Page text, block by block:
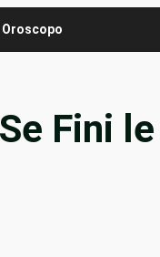
Oroscopo
Fini le